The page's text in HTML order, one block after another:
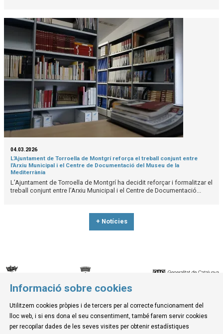
04.03.2026
L’Ajuntament de Torroella de Montgrí reforça el treball conjunt entre
l’Arxiu Municipal i el Centre de Documentació del Museu de la
Mediterrània
L’Ajuntament de Torroella de Montgrí ha decidit reforçar i formalitzar el
treball conjunt entre l’Arxiu Municipal i el Centre de Documentació...
+ Notícies
© Museu de la Mediterrània
C. d'Ullà, 27-31 | 17257 Torroella de Montgrí
Tel. 972 755 180 a/e: info@museudelamediterrania.cat
Informació sobre cookies
Utilitzem cookies pròpies i de tercers per al correcte funcionament del
lloc web, i si ens dona el seu consentiment, també farem servir cookies
per recopilar dades de les seves visites per obtenir estadístiques